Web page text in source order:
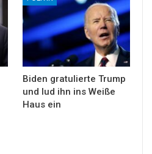
Biden gratulierte Trump
und lud ihn ins Weiße
Haus ein